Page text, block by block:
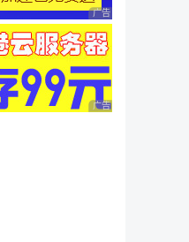
广告 商业广告，理性
广告 商业广告，理性